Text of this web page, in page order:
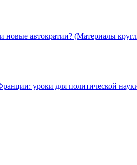
автократии? (Материалы
уроки для политической